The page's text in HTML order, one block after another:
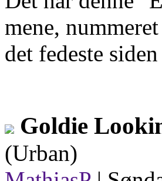
mene,
det fedeste
Goldie
(Urban)